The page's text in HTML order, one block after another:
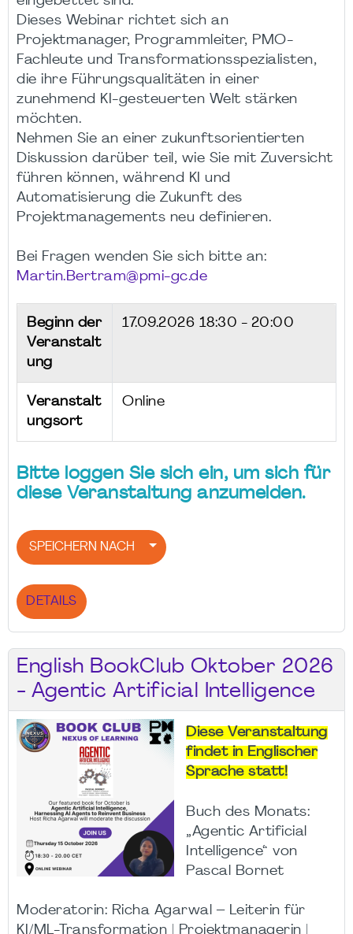
Dieses Webinar richtet sich an
Projektmanager, Programmleiter, PMO-
Fachleute und Transformationsspezialisten,
die ihre Führungsqualitäten in einer
zunehmend KI-gesteuerten Welt stärken
möchten.
Nehmen Sie an einer zukunftsorientierten
Diskussion darüber teil, wie Sie mit Zuversicht
führen können, während KI und
Automatisierung die Zukunft des
Projektmanagements neu definieren.
Bei Fragen wenden Sie sich bitte an:
Martin.Bertram@pmi-gc.de
Beginn der
Veranstalt
ung
17.09.2026 18:30 - 20:00
Veranstalt
ungsort
Online
Bitte loggen Sie sich ein, um sich für
diese Veranstaltung anzumelden.
SPEICHERN NACH
DETAILS
English BookClub Oktober 2026
- Agentic Artificial Intelligence
Diese Veranstaltung
findet in Englischer
Sprache statt!
Buch des Monats:
„Agentic Artificial
Intelligence“ von
Pascal Bornet
Moderatorin: Richa Agarwal – Leiterin für
KI/ML-Transformation | Projektmanagerin |